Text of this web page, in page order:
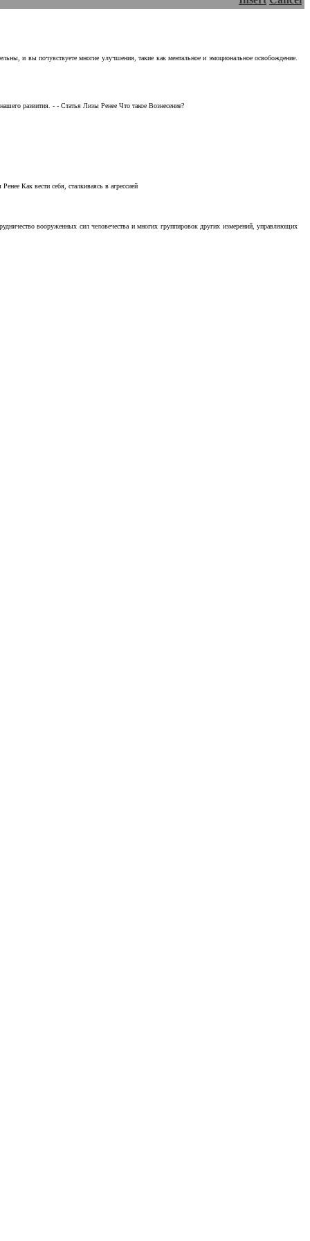
и вы почувствуете многие улучшения, такие как ментальное и эмоциональное освобождение.
развития. - - Статья Лизы Ренее Что такое Вознесение?
Как вести себя, сталкиваясь в агрессией
вооруженных сил человечества и многих группировок других измерений, управляющих